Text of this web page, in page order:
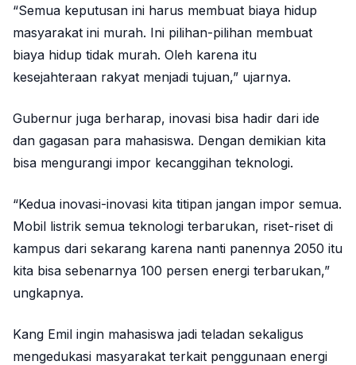
“Semua keputusan ini harus membuat biaya hidup
masyarakat ini murah. Ini pilihan-pilihan membuat
biaya hidup tidak murah. Oleh karena itu
kesejahteraan rakyat menjadi tujuan,” ujarnya.
Gubernur juga berharap, inovasi bisa hadir dari ide
dan gagasan para mahasiswa. Dengan demikian kita
bisa mengurangi impor kecanggihan teknologi.
“Kedua inovasi-inovasi kita titipan jangan impor semua.
Mobil listrik semua teknologi terbarukan, riset-riset di
kampus dari sekarang karena nanti panennya 2050 itu
kita bisa sebenarnya 100 persen energi terbarukan,”
ungkapnya.
Kang Emil ingin mahasiswa jadi teladan sekaligus
mengedukasi masyarakat terkait penggunaan energi